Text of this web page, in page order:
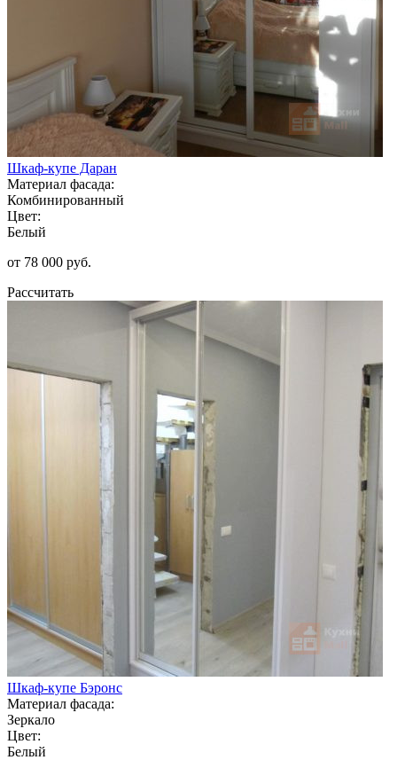
Шкаф-купе Даран
Материал фасада:
Комбинированный
Цвет:
Белый
от 78 000 руб.
Рассчитать
Шкаф-купе Бэронс
Материал фасада:
Зеркало
Цвет:
Белый